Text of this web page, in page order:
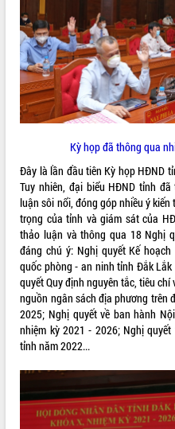
VIDEO
Loading the player...
Khám bệnh, cấp phát thuốc miễn phí
và tặng quà người dân xã Cư Pui
Hội nghị UBND tỉnh Đắk Lắk thường kỳ
tháng 7/2026
Lễ truy tặng danh hiệu “Bà Mẹ Việt
Nam Anh hùng” và trao Huân chương
Lao động
UBND tỉnh Đắk Lắk triển khai nhiệm
vụ 6 tháng cuối năm 2026
Kỳ họp thứ Hai, Hội đồng nhân dân
tỉnh khóa XI quyết nghị nhiều nội dung
quan trọng
Triết thăm, tặng quà người có công với
cách mạng
Rà soát, hoàn thiện hệ thống thiết chế
ALBUM ẢNH
Kỳ họp đã thông qua
Đây là lần đầu tiên Kỳ họp HĐND
Tuy nhiên, đại biểu HĐND tỉnh
luận sôi nổi, đóng góp nhiều ý
trọng của tỉnh và giám sát của
thảo luận và thông qua 18 Nghị
đáng chú ý: Nghị quyết Kế
quốc phòng - an ninh tỉnh Đắk
quyết Quy định nguyên tắc, tiêu
nguồn ngân sách địa phương trên
2025; Nghị quyết về ban hành
nhiệm kỳ 2021 - 2026; Nghị
tỉnh năm 2022...